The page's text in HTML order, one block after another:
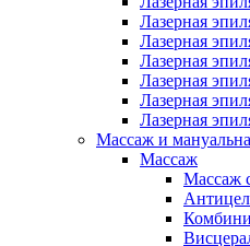
Лазерная
Лазерная
Лазерная
Лазерная
Лазерная
Лазерная
Массаж и
Массаж
Массаж